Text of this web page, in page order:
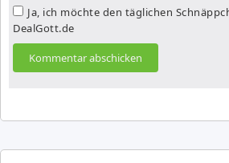
Ja, ich möchte den täglichen
DealGott.de